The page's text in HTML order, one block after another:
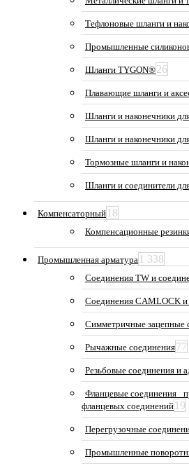
Тефлоновые шланги и
Промышленные
Шланги TYGON®26
Плавающие шланги и
Шланги и наконечники
Шланги и наконечники
Тормозные шланги и
Шланги и соединители
Компенсаторный 18
Компенсационные
Промышленная арматура 1 338
Соединения TW и
Соединения CAMLOCK и
Симметричные зацепные
Рычажные соединения77
Резьбовые соединения и
Фланцевые соединения_
фланцевых соединений 19
Перегрузочные
Промышленные